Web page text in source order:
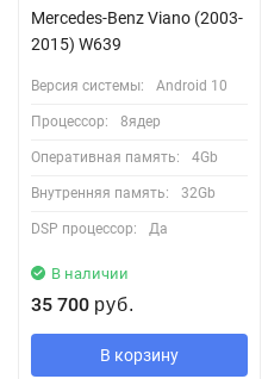
Mercedes-Benz Viano (2003-
2015) W639
Версия системы: Android 10
Процессор: 8ядер
Оперативная память: 4Gb
Внутренняя память: 32Gb
DSP процессор: Да
В наличии
35 700 руб.
В корзину